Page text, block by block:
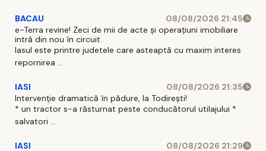
BACAU
08/08/2026 21:45
e-Terra revine! Zeci de mii de acte și operațiuni imobiliare
intră din nou în circuit
Iasul este printre judetele care asteaptă cu maxim interes
repornirea ...
IASI
08/08/2026 21:35
Intervenție dramatică în pădure, la Todirești!
* un tractor s-a răsturnat peste conducătorul utilajului *
salvatori ...
IASI
08/08/2026 21:29